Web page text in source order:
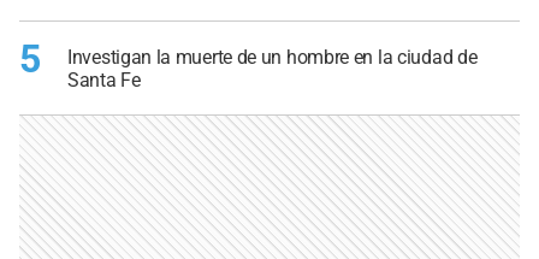
5
Investigan la muerte de un hombre en la ciudad de
Santa Fe